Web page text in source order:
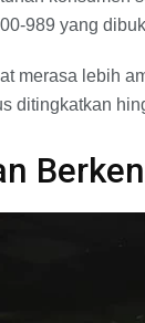
989 yang
merasa lebih
ditingkatkan